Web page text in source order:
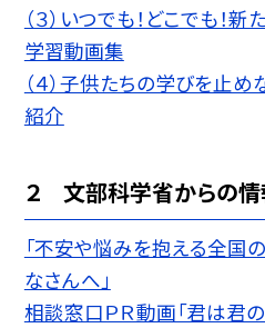
（３）いつでも！どこでも！新
学習動画集
（４）子供たちの学びを止め
紹介
２ 文部科学省からの情
「不安や悩みを抱える全国
なさんへ」
相談窓口ＰＲ動画「君は君